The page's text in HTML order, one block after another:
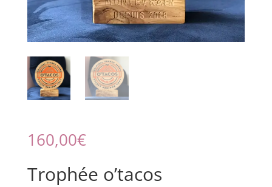
160,00€
Trophée o’tacos